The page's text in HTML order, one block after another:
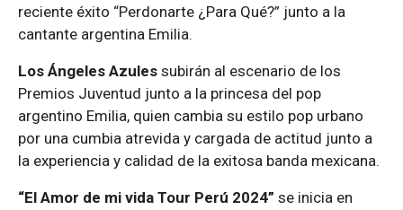
reciente éxito “Perdonarte ¿Para Qué?” junto a la
cantante argentina Emilia.
Los Ángeles Azules subirán al escenario de los
Premios Juventud junto a la princesa del pop
argentino Emilia, quien cambia su estilo pop urbano
por una cumbia atrevida y cargada de actitud junto a
la experiencia y calidad de la exitosa banda mexicana.
“El Amor de mi vida Tour Perú 2024” se inicia en